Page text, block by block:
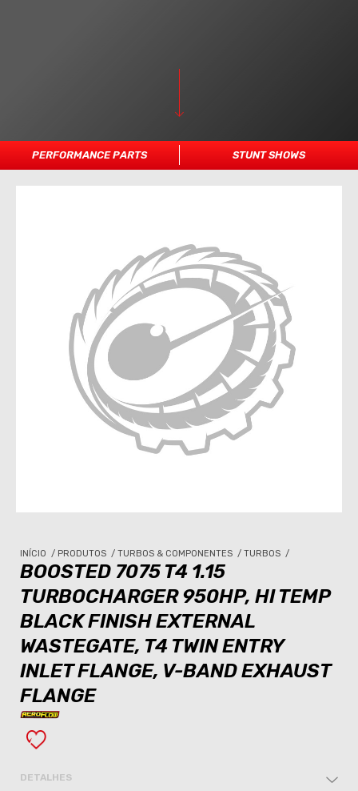
PERFORMANCE PARTS STUNT SHOWS
INÍCIO / PRODUTOS / TURBOS & COMPONENTES / TURBOS /
BOOSTED 7075 T4 1.15
TURBOCHARGER 950HP, HI TEMP
BLACK FINISH EXTERNAL
WASTEGATE, T4 TWIN ENTRY
INLET FLANGE, V-BAND EXHAUST
FLANGE
DETALHES